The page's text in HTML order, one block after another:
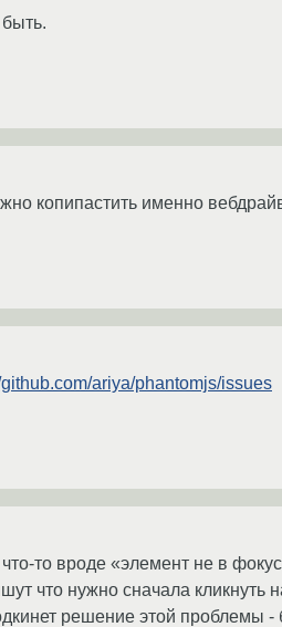
копипастить именно
github.com/ariya/phantomjs/issues
то вроде «элемент не в
что нужно сначала кликнуть
решение этой проблемы